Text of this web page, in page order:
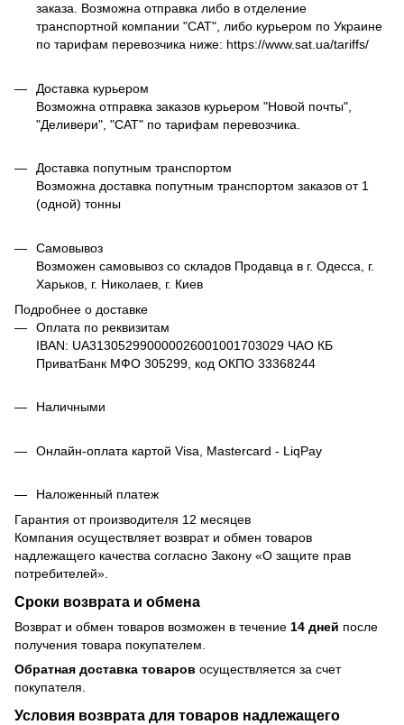
заказа. Возможна отправка либо в отделение
транспортной компании "САТ", либо курьером по Украине
по тарифам перевозчика ниже: https://www.sat.ua/tariffs/
Доставка курьером
Возможна отправка заказов курьером "Новой почты",
"Деливери", "САТ" по тарифам перевозчика.
Доставка попутным транспортом
Возможна доставка попутным транспортом заказов от 1
(одной) тонны
Самовывоз
Возможен самовывоз со складов Продавца в г. Одесса, г.
Харьков, г. Николаев, г. Киев
Подробнее о доставке
Оплата по реквизитам
IBAN: UA313052990000026001001703029 ЧАО КБ
ПриватБанк МФО 305299, код ОКПО 33368244
Наличными
Онлайн-оплата картой Visa, Mastercard - LiqPay
Наложенный платеж
Гарантия от производителя 12 месяцев
Компания осуществляет возврат и обмен товаров
надлежащего качества согласно Закону «О защите прав
потребителей».
Сроки возврата и обмена
Возврат и обмен товаров возможен в течение 14 дней после
получения товара покупателем.
Обратная доставка товаров осуществляется за счет
покупателя.
Условия возврата для товаров надлежащего